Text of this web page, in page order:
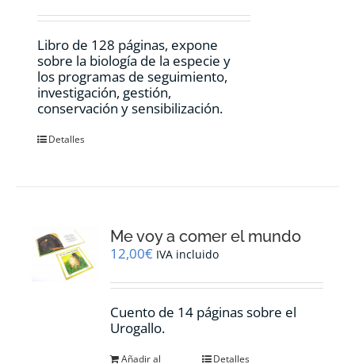
Libro de 128 páginas, expone
sobre la biología de la especie y
los programas de seguimiento,
investigación, gestión,
conservación y sensibilización.
Detalles
Me voy a comer el mundo
12,00€ IVA incluido
Cuento de 14 páginas sobre el
Urogallo.
Añadir al
Detalles